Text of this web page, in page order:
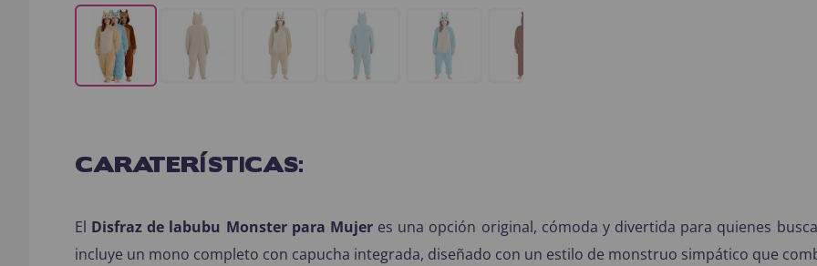
CARATERÍSTICAS:
El Disfraz de labubu Monster para Mujeres una opción original, cómoda y divertida para quienes
incluye un mono completo con capucha integrada, diseñado con un estilo de monstruo simpático que